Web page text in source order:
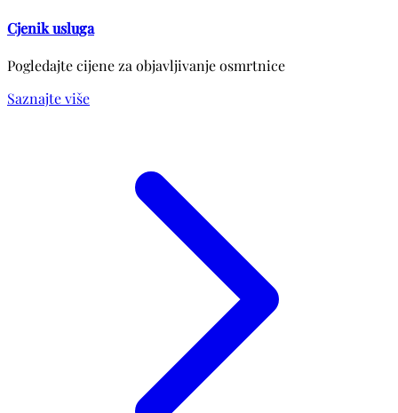
Cjenik usluga
Pogledajte cijene za objavljivanje osmrtnice
Saznajte više